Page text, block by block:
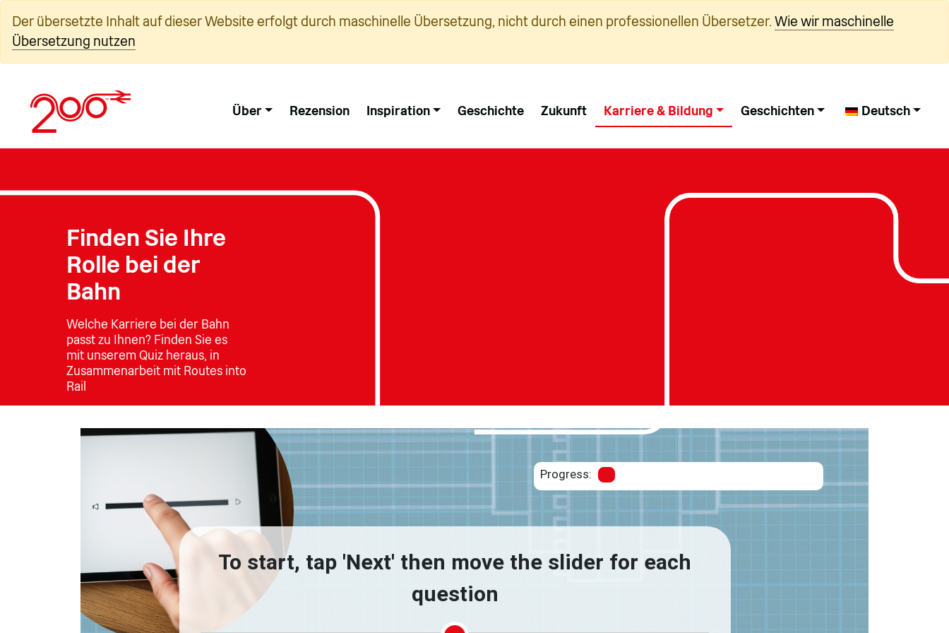
Inhalt
springen
Der übersetzte Inhalt auf dieser Website erfolgt durch maschinelle Übersetzung, nicht durch einen professionellen Übersetzer. Wie wir maschinelle
Übersetzung nutzen
Über Rezension Inspiration Geschichte Zukunft Karriere & Bildung Geschichten Deutsch
Finden Sie Ihre
Rolle bei der
Bahn
Welche Karriere bei der Bahn
passt zu Ihnen? Finden Sie es
mit unserem Quiz heraus, in
Zusammenarbeit mit Routes into
Rail
Progress:
To start, tap 'Next' then move the slider for each
question